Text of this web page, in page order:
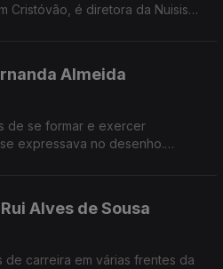
Cristóvão, é diretora da Nuisis
Almeida
de se formar e exercer
expressava no desenho.
Alves de Sousa
de carreira em várias frentes da